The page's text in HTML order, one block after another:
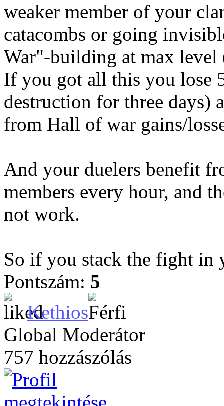
weaker member of your
catacombs or going
War"-building at max level
If you got all this you lose
destruction for three days)
from Hall of war gains/
And your duelers benefit
members every hour, and
not work.
So if you stack the fight
Pontszám: 5
Kethios
Global Moderátor
757 hozzászólás